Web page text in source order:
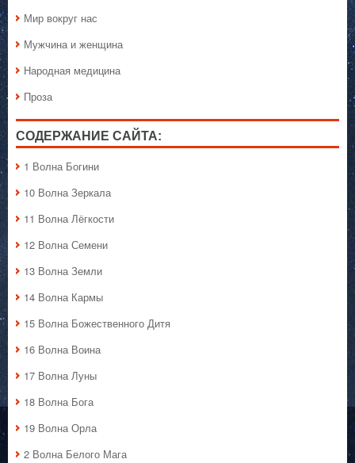
Мир вокруг нас
Мужчина и женщина
Народная медицина
Проза
СОДЕРЖАНИЕ САЙТА:
1 Волна Богини
10 Волна Зеркала
11 Волна Лёгкости
12 Волна Семени
13 Волна Земли
14 Волна Кармы
15 Волна Божественного Дитя
16 Волна Воина
17 Волна Луны
18 Волна Бога
19 Волна Орла
2 Волна Белого Мага